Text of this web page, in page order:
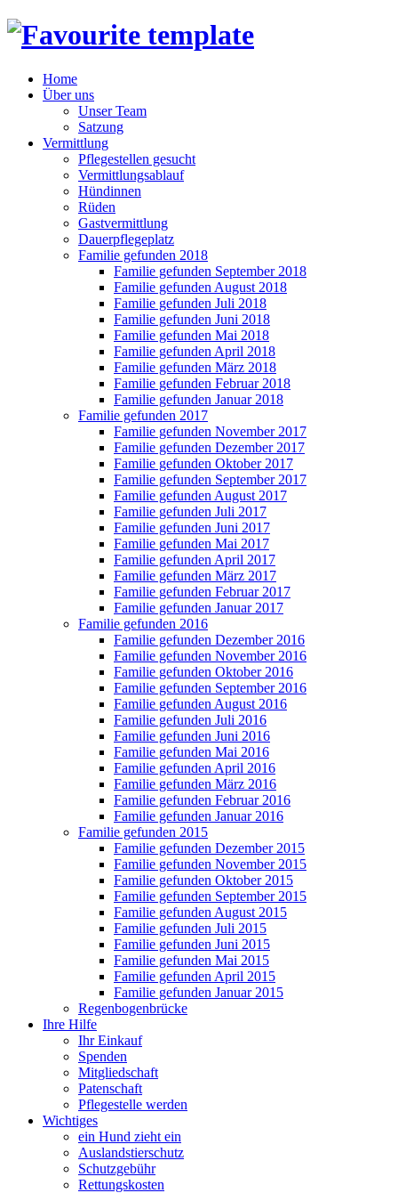
Home
Über uns
Unser Team
Satzung
Vermittlung
Pflegestellen gesucht
Vermittlungsablauf
Hündinnen
Rüden
Gastvermittlung
Dauerpflegeplatz
Familie gefunden 2018
Familie gefunden September 2018
Familie gefunden August 2018
Familie gefunden Juli 2018
Familie gefunden Juni 2018
Familie gefunden Mai 2018
Familie gefunden April 2018
Familie gefunden März 2018
Familie gefunden Februar 2018
Familie gefunden Januar 2018
Familie gefunden 2017
Familie gefunden November 2017
Familie gefunden Dezember 2017
Familie gefunden Oktober 2017
Familie gefunden September 2017
Familie gefunden August 2017
Familie gefunden Juli 2017
Familie gefunden Juni 2017
Familie gefunden Mai 2017
Familie gefunden April 2017
Familie gefunden März 2017
Familie gefunden Februar 2017
Familie gefunden Januar 2017
Familie gefunden 2016
Familie gefunden Dezember 2016
Familie gefunden November 2016
Familie gefunden Oktober 2016
Familie gefunden September 2016
Familie gefunden August 2016
Familie gefunden Juli 2016
Familie gefunden Juni 2016
Familie gefunden Mai 2016
Familie gefunden April 2016
Familie gefunden März 2016
Familie gefunden Februar 2016
Familie gefunden Januar 2016
Familie gefunden 2015
Familie gefunden Dezember 2015
Familie gefunden November 2015
Familie gefunden Oktober 2015
Familie gefunden September 2015
Familie gefunden August 2015
Familie gefunden Juli 2015
Familie gefunden Juni 2015
Familie gefunden Mai 2015
Familie gefunden April 2015
Familie gefunden Januar 2015
Regenbogenbrücke
Ihre Hilfe
Ihr Einkauf
Spenden
Mitgliedschaft
Patenschaft
Pflegestelle werden
Wichtiges
ein Hund zieht ein
Auslandstierschutz
Schutzgebühr
Rettungskosten